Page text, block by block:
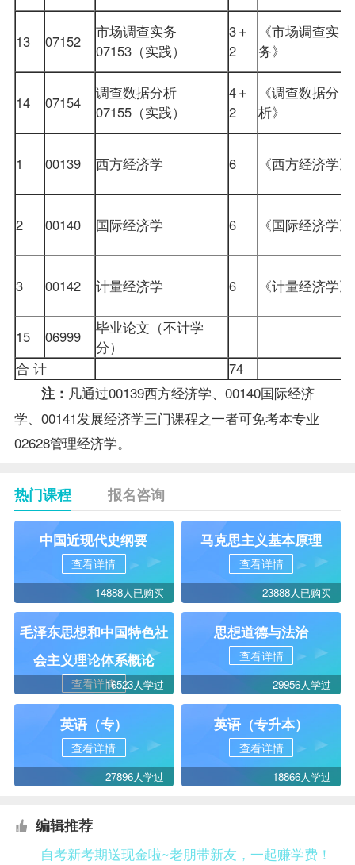
13 07152
市场调查实务
07153（实践）
3＋
2
《市场调查实
务》
14 07154
调查数据分析
07155（实践）
4＋
2
《调查数据分
析》
1 00139 西方经济学 6 《西方经济
2 00140 国际经济学 6 《国际经济
3 00142 计量经济学 6 《计量经济
15 06999 毕业论文（不计学
分）
合 计
74
注： 凡通过00139西方经济学、00140国际经济
学、00141发展经济学三门课程之一者可免考本专业
02628管理经济学。
热门课程 报名咨询
中国近现代史纲要
查看详情
14888人已购买
马克思主义基本原理
查看详情
23888人已购买
毛泽东思想和中国特色社
会主义理论体系概论
查看详情16523人学过
思想道德与法治
查看详情
29956人学过
英语（专）
查看详情
27896人学过
英语（专升本）
查看详情
18866人学过
编辑推荐
自考新考期送现金啦~老朋带新友，一起赚学费！